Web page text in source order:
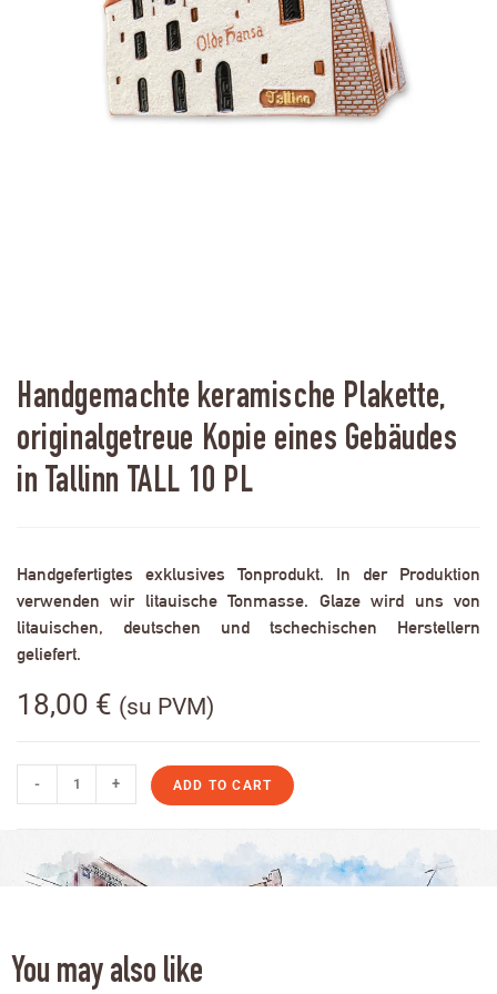
Handgemachte keramische Plakette,
originalgetreue Kopie eines Gebäudes
in Tallinn TALL 10 PL
Handgefertigtes exklusives Tonprodukt. In der Produktion
verwenden wir litauische Tonmasse. Glaze wird uns von
litauischen, deutschen und tschechischen Herstellern
geliefert.
18,00 € (su PVM)
- + ADD TO CART
You may also like